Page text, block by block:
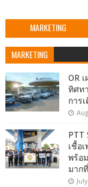
MARKETING
MARKETING
OR
ทิศท
การ
PTT
เชื้อ
พร้อ
มาก